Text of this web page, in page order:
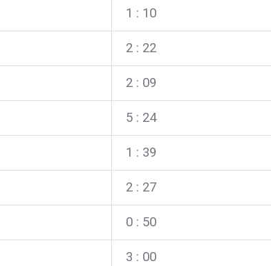
1 : 10
2 : 22
2 : 09
5 : 24
1 : 39
2 : 27
0 : 50
3 : 00